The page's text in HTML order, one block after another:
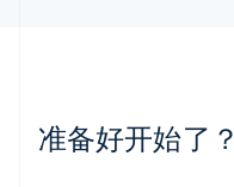
准备好开始了？
English
葡萄牙